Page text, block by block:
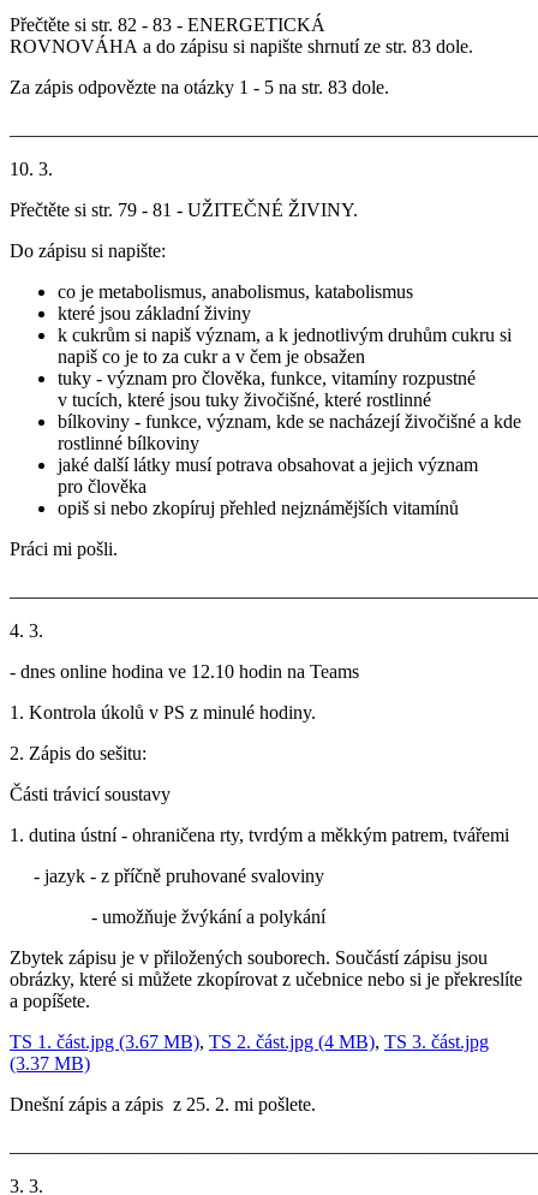
Přečtěte si str. 82 - 83 - ENERGETICKÁ
ROVNOVÁHA a do zápisu si napište shrnutí ze str. 83 dole.
Za zápis odpovězte na otázky 1 - 5 na str. 83 dole.
10. 3.
Přečtěte si str. 79 - 81 - UŽITEČNÉ ŽIVINY.
Do zápisu si napište:
co je metabolismus, anabolismus, katabolismus
které jsou základní živiny
k cukrům si napiš význam, a k jednotlivým druhům cukru si
napiš co je to za cukr a v čem je obsažen
tuky - význam pro člověka, funkce, vitamíny rozpustné
v tucích, které jsou tuky živočišné, které rostlinné
bílkoviny - funkce, význam, kde se nacházejí živočišné a kde
rostlinné bílkoviny
jaké další látky musí potrava obsahovat a jejich význam
pro člověka
opiš si nebo zkopíruj přehled nejznámějších vitamínů
Práci mi pošli.
4. 3.
- dnes online hodina ve 12.10 hodin na Teams
1. Kontrola úkolů v PS z minulé hodiny.
2. Zápis do sešitu:
Části trávicí soustavy
1. dutina ústní - ohraničena rty, tvrdým a měkkým patrem, tvářemi
- jazyk - z příčně pruhované svaloviny
- umožňuje žvýkání a polykání
Zbytek zápisu je v přiložených souborech. Součástí zápisu jsou
obrázky, které si můžete zkopírovat z učebnice nebo si je překreslíte
a popíšete.
TS 1. část.jpg (3.67 MB), TS 2. část.jpg (4 MB), TS 3. část.jpg
(3.37 MB)
Dnešní zápis a zápis z 25. 2. mi pošlete.
3. 3.